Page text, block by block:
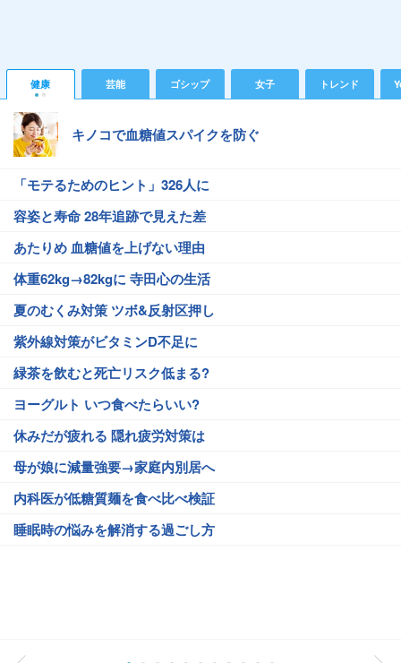
健康 芸能 ゴシップ 女子 トレンド
キノコで血糖値スパイクを防ぐ
「モテるためのヒント」326人に
容姿と寿命 28年追跡で見えた差
あたりめ 血糖値を上げない理由
体重62kg→82kgに 寺田心の生活
夏のむくみ対策 ツボ&反射区押し
紫外線対策がビタミンD不足に
緑茶を飲むと死亡リスク低まる?
ヨーグルト いつ食べたらいい?
休みだが疲れる 隠れ疲労対策は
母が娘に減量強要→家庭内別居へ
内科医が低糖質麺を食べ比べ検証
睡眠時の悩みを解消する過ごし方